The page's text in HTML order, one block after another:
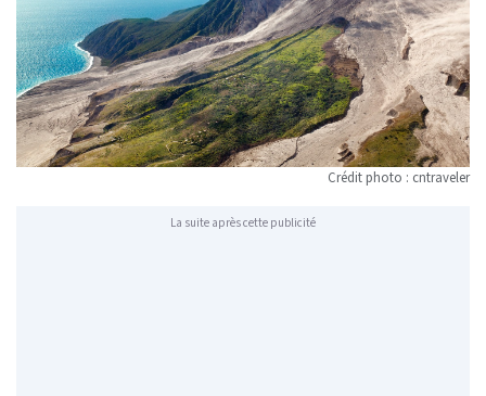
Crédit photo : cntraveler
La suite après cette publicité